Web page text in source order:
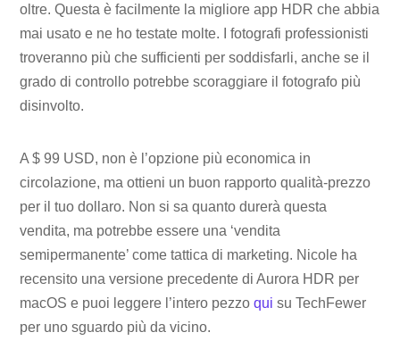
oltre. Questa è facilmente la migliore app HDR che abbia
mai usato e ne ho testate molte. I fotografi professionisti
troveranno più che sufficienti per soddisfarli, anche se il
grado di controllo potrebbe scoraggiare il fotografo più
disinvolto.
A $ 99 USD, non è l’opzione più economica in
circolazione, ma ottieni un buon rapporto qualità-prezzo
per il tuo dollaro. Non si sa quanto durerà questa
vendita, ma potrebbe essere una ‘vendita
semipermanente’ come tattica di marketing. Nicole ha
recensito una versione precedente di Aurora HDR per
macOS e puoi leggere l’intero pezzoqui su TechFewer
per uno sguardo più da vicino.